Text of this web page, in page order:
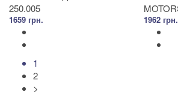
250.005
1659 грн. 1962 грн.
1
2
>